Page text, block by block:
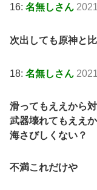
16: 名無しさん
次出しても原神と
18: 名無しさん
滑ってもええから
武器壊れてもええ
海さびしくない？
不満これだけや